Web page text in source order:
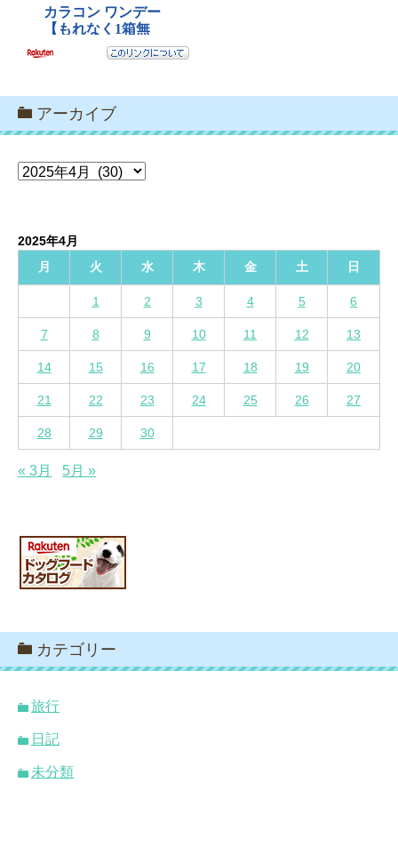
アーカイブ
ア
ブ
2025年4月
月
火 水 木 金 土 日
1 2 3 4 5 6
7 8 9 10 11 12 13
14 15 16 17 18 19 20
21 22 23 24 25 26 27
28 29 30
« 3月 5月 »
カテゴリー
旅行
日記
未分類